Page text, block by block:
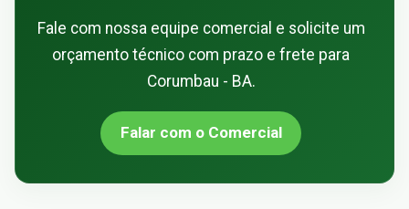
Fale com nossa equipe comercial e solicite um
orçamento técnico com prazo e frete para
Corumbau - BA.
Falar com o Comercial